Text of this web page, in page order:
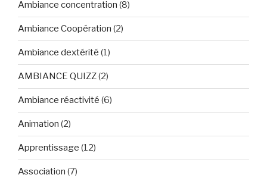
Ambiance concentration (8)
Ambiance Coopération (2)
Ambiance dextérité (1)
AMBIANCE QUIZZ(2)
Ambiance réactivité (6)
Animation (2)
Apprentissage (12)
Association (7)